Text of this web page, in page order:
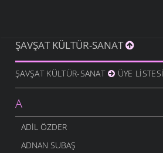
ŞAVŞAT KÜLTÜR-SANAT
ŞAVŞAT KÜLTÜR-SANAT ÜYE LISTESI
A
ADIL ÖZDER
ADNAN SUBAŞ